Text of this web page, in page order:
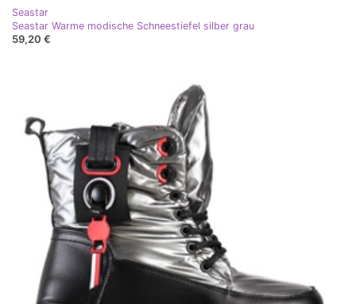
Seastar
Seastar Warme modische Schneestiefel silber grau
59,20 €